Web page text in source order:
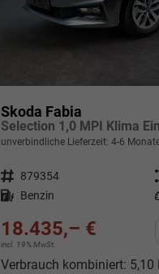
Skoda Fabia
unverbindliche Lieferzeit: 4-6
Fahrzeugnr. 879354
Kraftstoff Benzin
18.435,– €
incl. 19% MwSt.
Verbrauch kombiniert: 5,10